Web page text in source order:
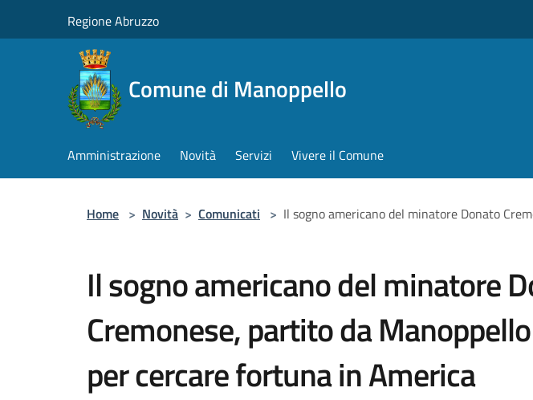
Regione Abruzzo
Comune di Manoppello
Amministrazione Novità Servizi Vivere il Comune
Home > Novità > Comunicati > Il sogno americano del minatore Donato
Il sogno americano del minatore
Cremonese, partito da
per cercare fortuna in America